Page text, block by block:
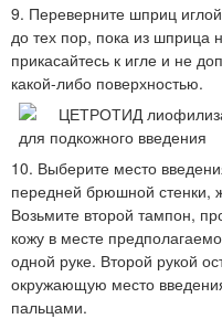
9. Переверните шприц
до тех пор, пока из шприца
прикасайтесь к игле и не
какой-либо поверхностью.
10. Выберите место
передней брюшной стенки,
Возьмите второй тампон,
кожу в месте
одной руке. Второй рукой
окружающую место
пальцами.